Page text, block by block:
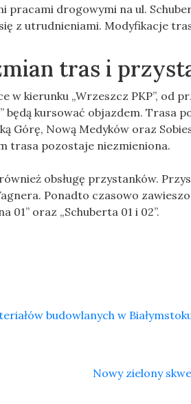
pracami drogowymi na ul.
z utrudnieniami. Modyfikacje
tras i
w kierunku „Wrzeszcz PKP”, od
będą kursować objazdem. Trasa
Górę, Nową Medyków oraz
trasa pozostaje niezmieniona.
obsługę przystanków.
Ponadto czasowo
01” oraz „Schuberta 01 i 02”.
budowlanych w
Nowy zielony